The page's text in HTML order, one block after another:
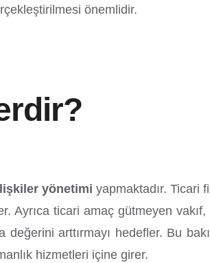
önemlidir.
yönetimi yapmaktadır. Ticari
Ayrıca ticari amaç gütmeyen
arttırmayı hedefler. Bu
hizmetleri içine girer.